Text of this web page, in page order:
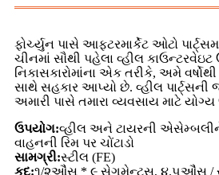
ફોર્ચ્યુન પાસે આફ્ટરમાર્કેટ ઓટો
ચીનમાં સૌથી પહેલા વ્હીલ
નિકાસકારોમાંના એક તરીકે, અમે વર્ષોથી
સાથે સહકાર આપ્યો છે. વ્હીલ પાર્ટ્સની
અમારી પાસે તમારા વ્યવસાય માટે
ઉપયોગ:વ્હીલ અને ટાયરની
વાહનની રિમ પર ચોંટાડો
સામગ્રી:સ્ટીલ (FE)
કદ:૧/૨ઔંસ * ૯ સેગમેન્ટ્સ, ૪.૫ઔંસ /